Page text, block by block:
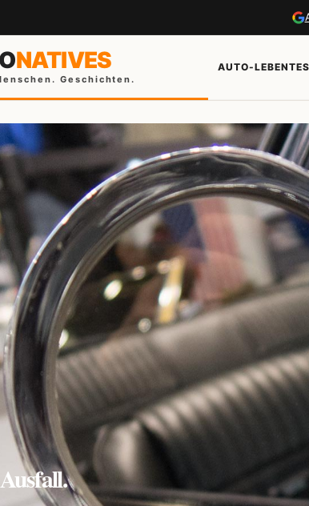
NATIVES
Geschichten.
AUTO-LEBEN